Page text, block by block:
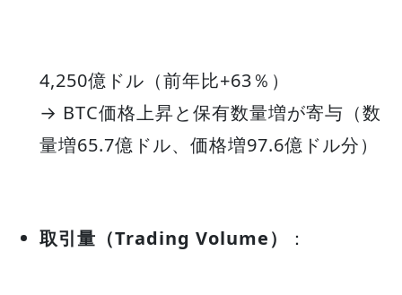
4,250億ドル（前年比+63％）
→ BTC価格上昇と保有数量増が寄与（数
量増65.7億ドル、価格増97.6億ドル分）
取引量（Trading Volume） ：